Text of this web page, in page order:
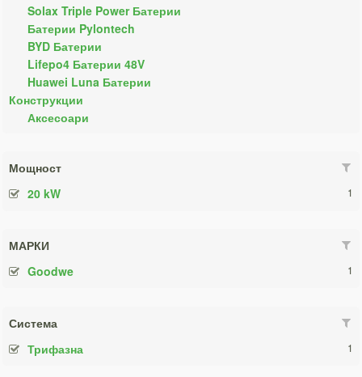
Solax Triple Power Батерии
Батерии Pylontech
BYD Батерии
Lifepo4 Батерии 48V
Huawei Luna Батерии
Конструкции
Аксесоари
Мощност
20 kW
1
МАРКИ
Goodwe
1
Система
Трифазна
1